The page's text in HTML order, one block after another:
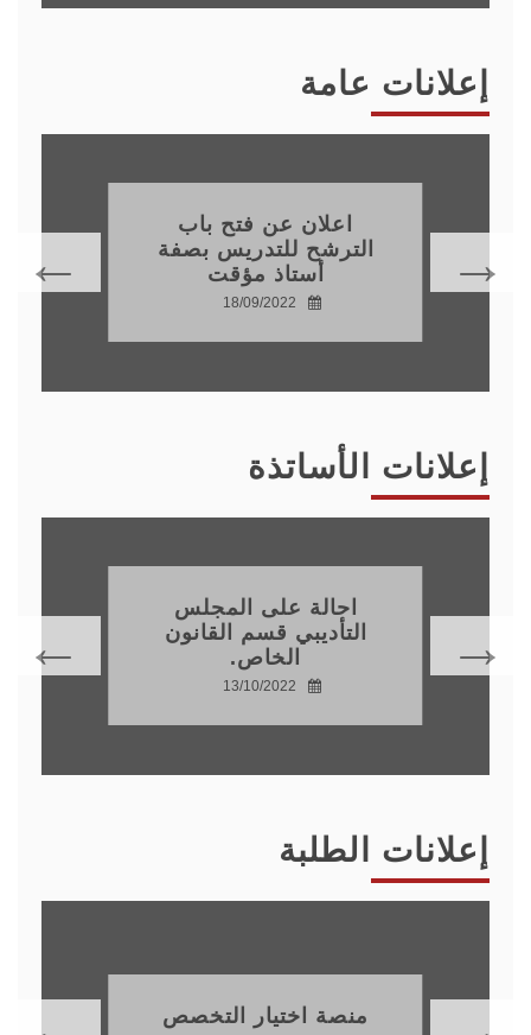
إعلانات عامة
اعلان عن فتح باب
الترشح للتدريس بصفة
أستاذ مؤقت
18/09/2022
إعلانات الأساتذة
احالة على المجلس
التأديبي قسم القانون
الخاص.
13/10/2022
إعلانات الطلبة
منصة اختيار التخصص